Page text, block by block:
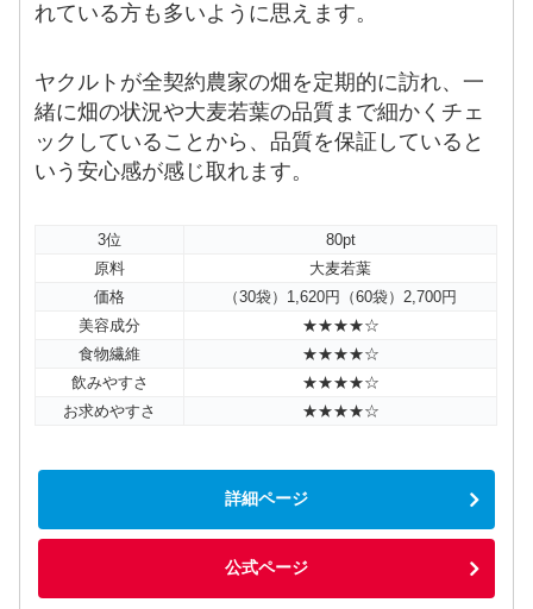
れている方も多いように思えます。
ヤクルトが全契約農家の畑を定期的に訪れ、一
緒に畑の状況や大麦若葉の品質まで細かくチェ
ックしていることから、品質を保証していると
いう安心感が感じ取れます。
3位
80pt
原料
大麦若葉
価格
（30袋）1,620円（60袋）2,700円
美容成分
★★★★☆
食物繊維
★★★★☆
飲みやすさ
★★★★☆
お求めやすさ
★★★★☆
詳細ページ
公式ページ